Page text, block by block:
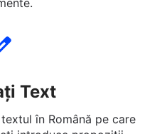
în engleză - obțineți
Text